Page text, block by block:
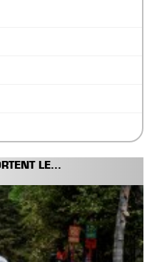
LE...